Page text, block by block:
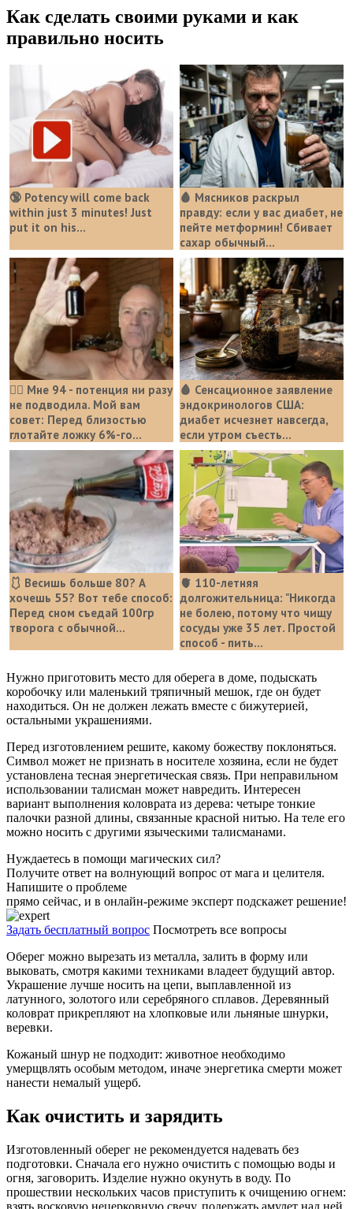
Как сделать своими руками и как
правильно носить
🔞 Potency will come back
within just 3 minutes! Just
put it on his…
🩸 Мясников раскрыл
правду: если у вас диабет, не
пейте метформин! Сбивает
сахар обычный...
❤️‍🔥 Мне 94 - потенция ни разу
не подводила. Мой вам
совет: Перед близостью
глотайте ложку 6%-го...
🩸 Сенсационное заявление
эндокринологов США:
диабет исчезнет навсегда,
если утром съесть...
🩱 Весишь больше 80? А
хочешь 55? Вот тебе способ:
Перед сном съедай 100гр
творога с обычной...
🫀 110-летняя
долгожительница: "Никогда
не болею, потому что чищу
сосуды уже 35 лет. Простой
способ - пить...
Нужно приготовить место для оберега в доме, подыскать
коробочку или маленький тряпичный мешок, где он будет
находиться. Он не должен лежать вместе с бижутерией,
остальными украшениями.
Перед изготовлением решите, какому божеству поклоняться.
Символ может не признать в носителе хозяина, если не будет
установлена тесная энергетическая связь. При неправильном
использовании талисман может навредить. Интересен
вариант выполнения коловрата из дерева: четыре тонкие
палочки разной длины, связанные красной нитью. На теле его
можно носить с другими языческими талисманами.
Нуждаетесь в помощи магических сил?
Получите ответ на волнующий вопрос от мага и целителя.
Напишите о проблеме
прямо сейчас, и в онлайн-режиме эксперт подскажет решение!
Задать бесплатный вопрос Посмотреть все вопросы
Оберег можно вырезать из металла, залить в форму или
выковать, смотря какими техниками владеет будущий автор.
Украшение лучше носить на цепи, выплавленной из
латунного, золотого или серебряного сплавов. Деревянный
коловрат прикрепляют на хлопковые или льняные шнурки,
веревки.
Кожаный шнур не подходит: животное необходимо
умерщвлять особым методом, иначе энергетика смерти может
нанести немалый ущерб.
Как очистить и зарядить
Изготовленный оберег не рекомендуется надевать без
подготовки. Сначала его нужно очистить с помощью воды и
огня, заговорить. Изделие нужно окунуть в воду. По
прошествии нескольких часов приступить к очищению огнем:
взять восковую нецерковную свечу, подержать амулет над ней